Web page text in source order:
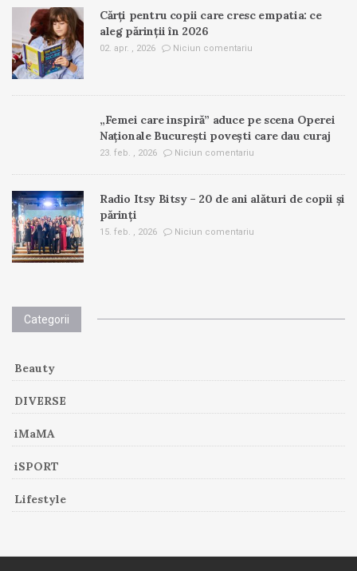
Cărți pentru copii care cresc empatia: ce
aleg părinții în 2026
02. apr. , 2026 Niciun comentariu
„Femei care inspiră” aduce pe scena Operei
Naționale București povești care dau curaj
23. feb. , 2026 Niciun comentariu
Radio Itsy Bitsy – 20 de ani alături de copii și
părinți
15. feb. , 2026 Niciun comentariu
Categorii
Beauty
DIVERSE
iMaMA
iSPORT
Lifestyle